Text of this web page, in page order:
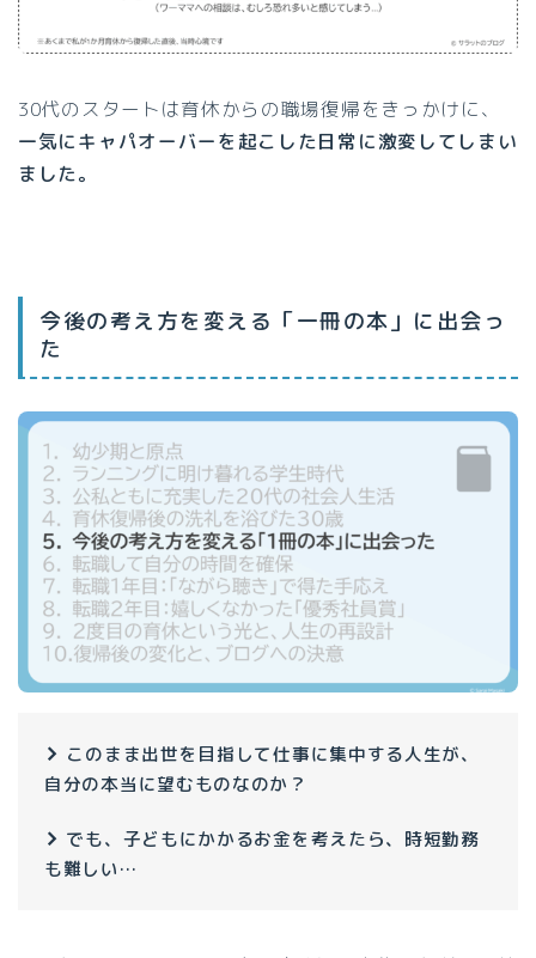
Follow Me
30代のスタートは育休からの職場復帰をきっかけに、
一気にキャパオーバーを起こした日常に激変してしまい
ました。
今後の考え方を変える「一冊の本」に出会っ
た
このまま出世を目指して仕事に集中する人生が、
自分の本当に望むものなのか？
でも、子どもにかかるお金を考えたら、時短勤務
も難しい…